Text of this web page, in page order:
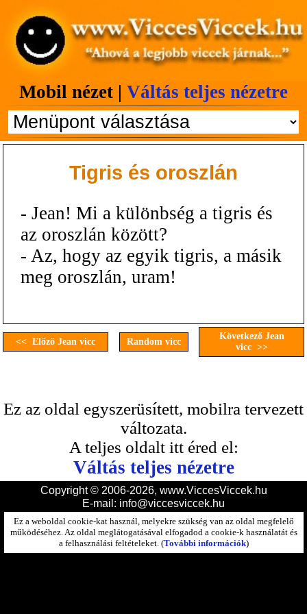
Mobil nézet | Váltás teljes nézetre
Tigris és oroszlán
- Jean! Mi a különbség a tigris és
az oroszlán között?
- Az, hogy az egyik tigris, a másik
meg oroszlán, uram!
<< Előző Jean vicc Random vicc
Következő Jean
vicc >>
Ez az oldal egyszerüsített, mobilra tervezett
változata.
A teljes oldalt itt éred el:
Váltás teljes nézetre
Copyright © 2006-2026, www.ViccesViccek.hu
E-mail: info@viccesviccek.hu
Ez a weboldal cookie-kat használ, melyekre szükség van az oldal megfelelő
működéséhez. Az oldal meglátogatásával elfogadod a cookie-k használatát és
a felhasználási feltételeket. (További információk)